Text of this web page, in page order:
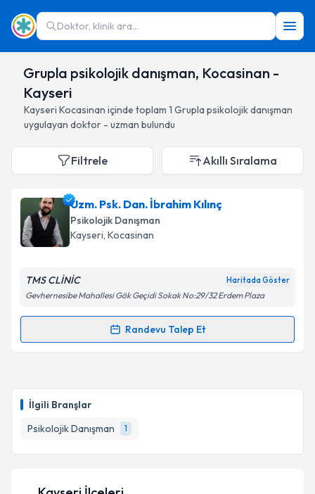
Doktor, klinik ara...
Grupla psikolojik danışman, Kocasinan -
Kayseri
Kayseri Kocasinan içinde toplam 1 Grupla psikolojik danışman
uygulayan doktor - uzman bulundu
İlgili Branşlar
Psikolojik Danışman
1
Filtrele Akıllı Sıralama
Uzm. Psk. Dan. İbrahim Kılınç
Psikolojik Danışman
Kayseri, Kocasinan
TMS CLİNİC Haritada Göster
Gevhernesibe Mahallesi Gök Geçidi Sokak No:29/32 Erdem Plaza
Randevu Talep Et
Randevu Takvimi Talebi
için bir takvim hazırlandığında e-posta ile
bilgilendireceğiz.
E-posta Adresiniz